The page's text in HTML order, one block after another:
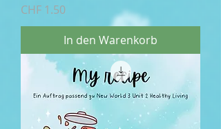
Preis
CHF 1.50
In den Warenkorb